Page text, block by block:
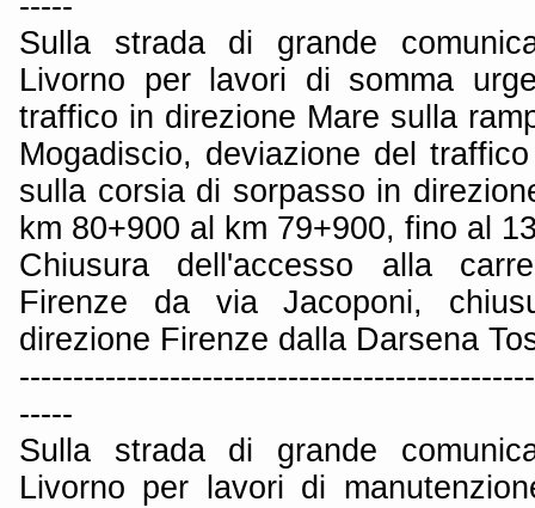
Sulla strada di grande
Livorno per lavori di somma
traffico in direzione Mare sulla
Mogadiscio, deviazione del
sulla corsia di sorpasso in
km 80+900 al km 79+900, fino al
Chiusura dell'accesso alla
Firenze da via Jacoponi,
direzione Firenze dalla Darsena
-----
Sulla strada di grande
Livorno per lavori di